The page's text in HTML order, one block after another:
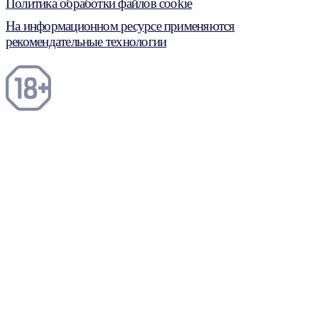
Политика обработки файлов cookie
На информационном ресурсе применяются
рекомендательные технологии